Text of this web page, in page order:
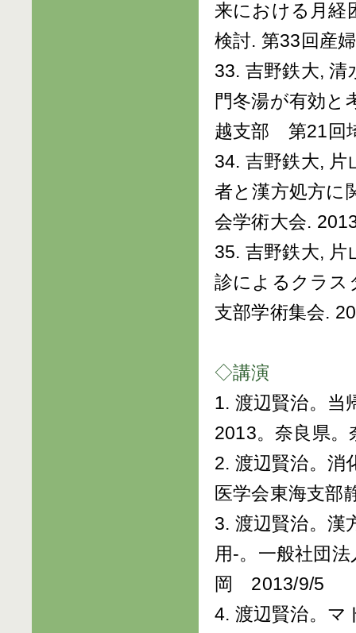
来における月経
検討. 第33回産
33. 吉野鉄大, 清
門冬湯が有効と
越支部 第21回
34. 吉野鉄大, 片
者と漢方処方に
会学術大会.
35. 吉野鉄大, 片
診によるクラス
支部学術集会.
◇講演
1. 渡辺賢治。当
2013。奈良県。
2. 渡辺賢治。消
医学会東海支
3. 渡辺賢治。漢
用-。一般社団
岡 2013/9/5
4. 渡辺賢治。マ